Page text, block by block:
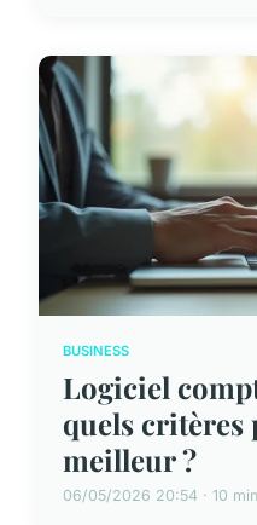
BUSINESS
Logiciel
quels
meilleur ?
06/05/2026 20:54 · 10 min